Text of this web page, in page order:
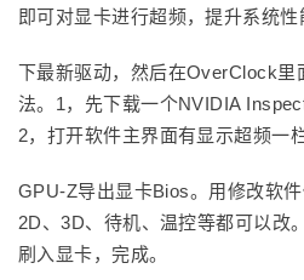
即可对显卡进行超频，提升系统性
下最新驱动，然后在OverClock里
法。1，先下载一个NVIDIA
2，打开软件主界面有显示超频一
GPU-Z导出显卡Bios。用修改软件
2D、3D、待机、温控等都可以改
刷入显卡，完成。